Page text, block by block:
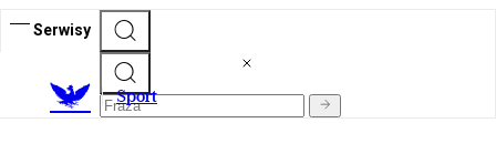
Serwisy
Sport